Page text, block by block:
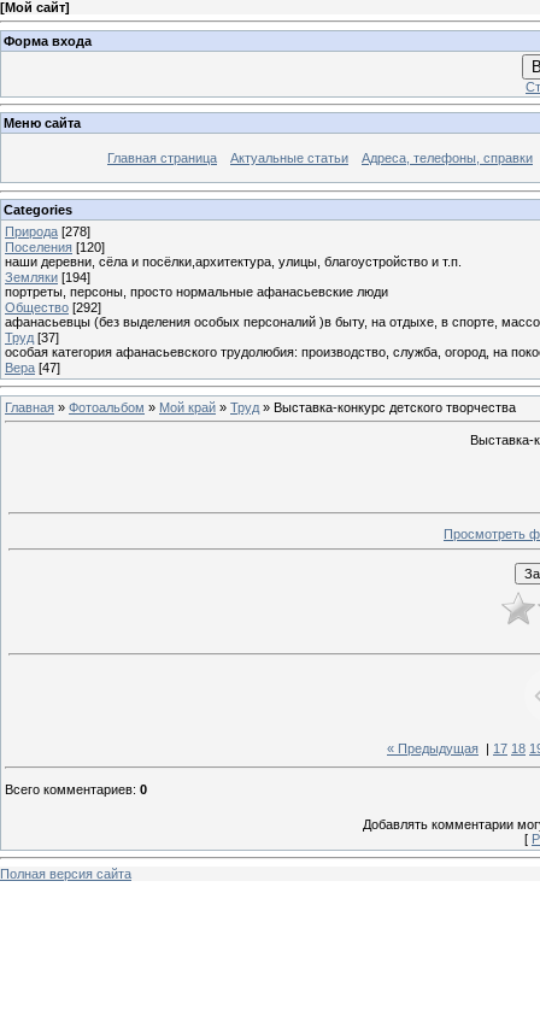
[Мой сайт]
Форма входа
Меню сайта
Главная страница Актуальные статьи Адреса, телефоны, справки
Categories
Природа [278]
Поселения [120]
наши деревни, сёла и посёлки,архитектура, улицы, благоустройство и т.п.
Земляки [194]
портреты, персоны, просто нормальные афанасьевские люди
Общество [292]
афанасьевцы (без выделения особых персоналий )в быту, на отдыхе, в спорте,
Труд [37]
особая категория афанасьевского трудолюбия: производство, служба, огород, на
Вера [47]
Главная » Фотоальбом » Мой край » Труд » Выставка-конкурс детского творчества
Выставка-
Просмотреть
« Предыдущая 17 18
Всего комментариев: 0
Добавлять комментарии
[
Полная версия сайта